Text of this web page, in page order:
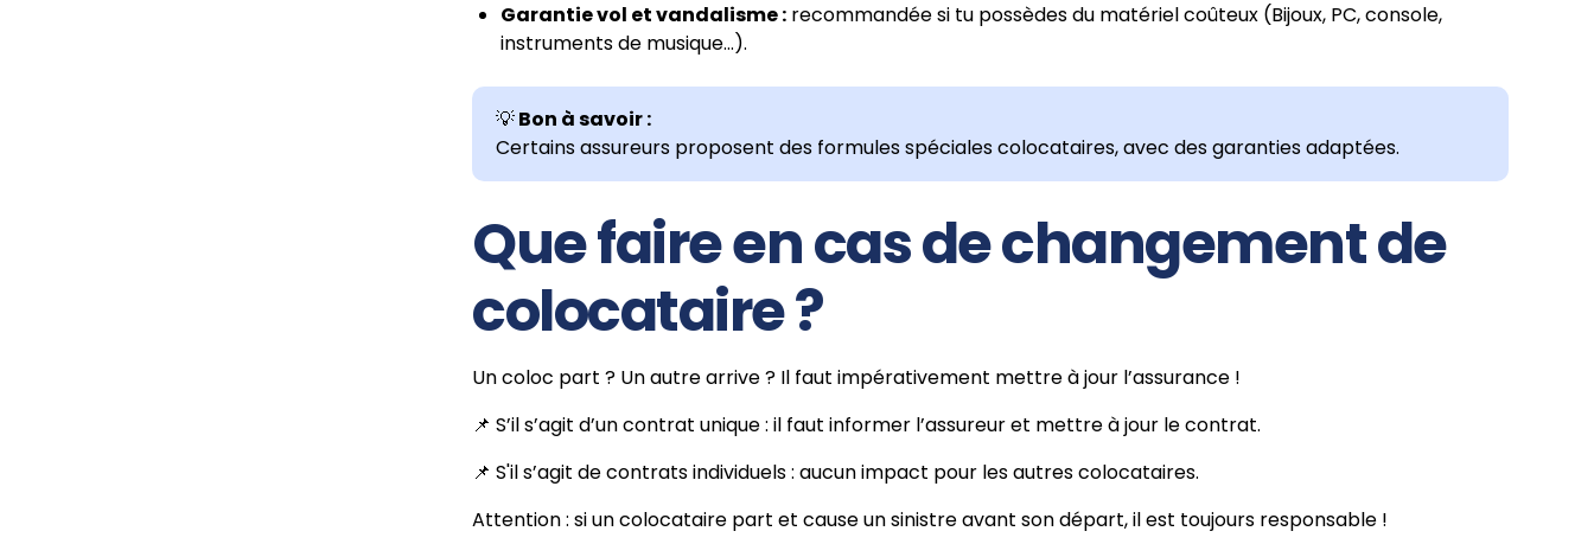
Garantie vol et vandalisme : recommandée si tu possèdes du matériel coûteux (Bijoux, PC, console,
instruments de musique…).
💡Bon à savoir :
Certains assureurs proposent des formules spéciales colocataires, avec des garanties adaptées.
Que faire en cas de changement de
colocataire ?
Un coloc part ? Un autre arrive ? Il faut impérativement mettre à jour l’assurance !
📌 S’il s’agit d’un contrat unique : il faut informer l’assureur et mettre à jour le contrat.
📌 S'il s’agit de contrats individuels : aucun impact pour les autres colocataires.
Attention : si un colocataire part et cause un sinistre avant son départ, il est toujours responsable !